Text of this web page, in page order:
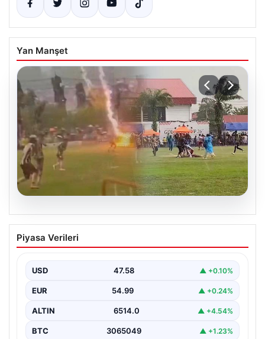
Yan Manşet
05.08.2026
Olmaz denen oldu! Maç sırasında
yıldırım çarptı: O futbolcu hayatını
Piyasa Verileri
USD 47.58 ▲ +0.10%
EUR 54.99 ▲ +0.24%
ALTIN 6514.0 ▲ +4.54%
BTC 3065049 ▲ +1.23%